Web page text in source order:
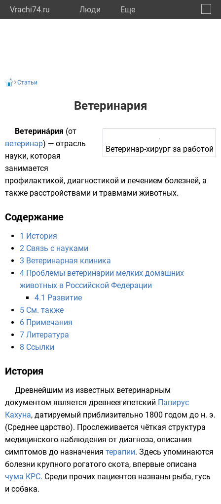
Vrachi74.ru Люди Eще
Статьи
Ветеринария
Ветеринар-хирург за работой
Ветерина́рия (от
ветеринар) — отрасль
науки, которая
занимается
профилактикой, диагностикой и лечением болезней, а
также расстройствами и травмами животных.
Содержание
1 История
2 Связь с науками
3 Ветеринарная клиника
4 Проблемы ветеринарии мелких домашних
животных в Российской Федерации
4.1 Развитие
5 См. также
6 Примечания
7 Литература
8 Ссылки
История
Древнейшим из известных ветеринарным
документом является древнеегипетский Папирус
Кахуна, датируемый приблизительно 1800 годом до н. э.
(Среднее царство). Прослеживается чёткая структура
медицинского наблюдения от диагноза, описания
симптомов до назначения терапии. Здесь упоминаются
болезни крупного рогатого скота, впервые описана
чума КРС. Среди прочих пациентов названы рыба, гусь
и собака.